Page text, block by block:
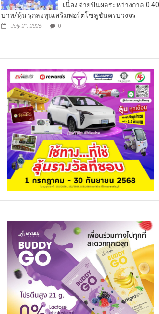
เนื่อง จ่ายปันผลระหว่างกาล 0.40
บาท/หุ้น รุกลงทุนเสริมพอร์ตโซลูชันครบวงจร
July 21, 2026 0